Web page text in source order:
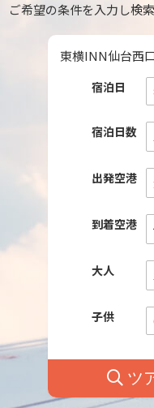
ご希望の条件を入力し検
東横INN仙台西
宿泊日
宿泊日数
出発空港
到着空港
大人
子供